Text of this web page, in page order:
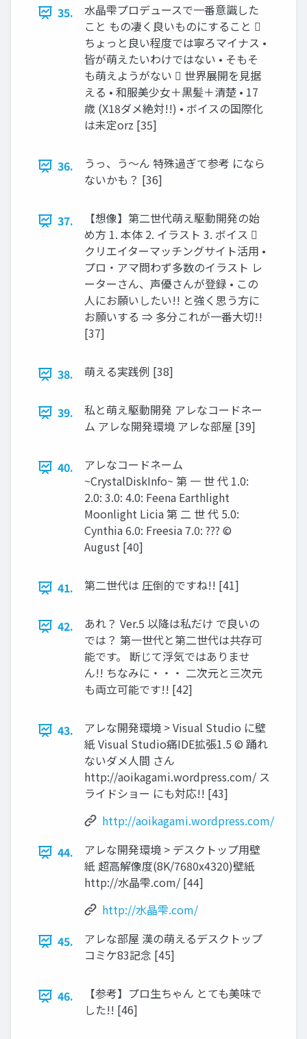
35.
水晶雫プロデュースで一番意識した
こと もの凄く良いものにすること 
ちょっと良い程度では寧ろマイナス •
皆が萌えたいわけではない • そもそ
も萌えようがない  世界展開を見据
える • 和服美少女＋黒髪＋清楚 • 17
歳 (X18ダメ絶対!!) • ボイスの国際化
は未定orz [35]
36.
うっ、う～ん 特殊過ぎて参考 になら
ないかも？ [36]
37.
【想像】第二世代萌え駆動開発の始
め方 1. 本体 2. イラスト 3. ボイス 
クリエイターマッチングサイト活用 •
プロ・アマ問わず多数のイラスト レ
ーターさん、声優さんが登録 • この
人にお願いしたい!! と強く思う方に
お願いする ⇒ 多分これが一番大切!!
[37]
38. 萌える実践例 [38]
39.
私と萌え駆動開発 アレなコードネー
ム アレな開発環境 アレな部屋 [39]
40.
アレなコードネーム
~CrystalDiskInfo~ 第 一 世 代 1.0:
2.0: 3.0: 4.0: Feena Earthlight
Moonlight Licia 第 二 世 代 5.0:
Cynthia 6.0: Freesia 7.0: ??? ©
August [40]
41. 第二世代は 圧倒的ですね!! [41]
42.
あれ？ Ver.5 以降は私だけ で良いの
では？ 第一世代と第二世代は共存可
能です。 断じて浮気ではありませ
ん!! ちなみに・・・ 二次元と三次元
も両立可能です!! [42]
43.
アレな開発環境 > Visual Studio に壁
紙 Visual Studio痛IDE拡張1.5 © 踊れ
ないダメ人間 さん
http://aoikagami.wordpress.com/ ス
ライドショー にも対応!! [43]
http://aoikagami.wordpress.com/
44.
アレな開発環境 > デスクトップ用壁
紙 超高解像度(8K/7680x4320)壁紙
http://水晶雫.com/ [44]
http://水晶雫.com/
45.
アレな部屋 漢の萌えるデスクトップ
コミケ83記念 [45]
46.
【参考】プロ生ちゃん とても美味で
した!! [46]